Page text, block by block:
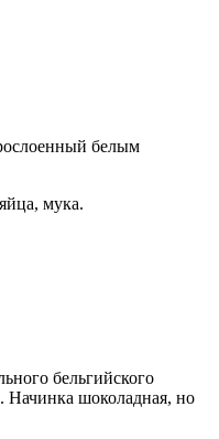
белым
мука.
бельгийского
Начинка шоколадная, но